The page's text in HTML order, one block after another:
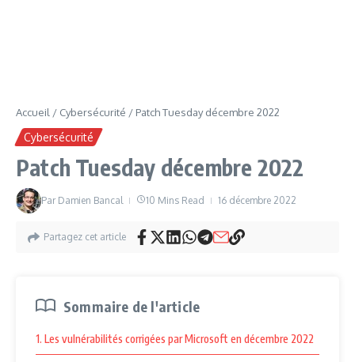
Accueil / Cybersécurité / Patch Tuesday décembre 2022
Cybersécurité
Patch Tuesday décembre 2022
Par Damien Bancal 10 Mins Read 16 décembre 2022
Partagez cet article
Sommaire de l'article
1. Les vulnérabilités corrigées par Microsoft en décembre 2022